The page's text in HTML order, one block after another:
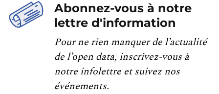
Abonnez-vous à notre
lettre d'information
Pour ne rien manquer de l’actualité
de l’open data, inscrivez-vous à
notre infolettre et suivez nos
événements.